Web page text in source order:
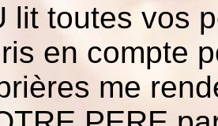
lit toutes vos
en compte
me